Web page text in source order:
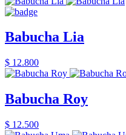
Babucha Lia
$ 12.800
Babucha Roy
$ 12.500